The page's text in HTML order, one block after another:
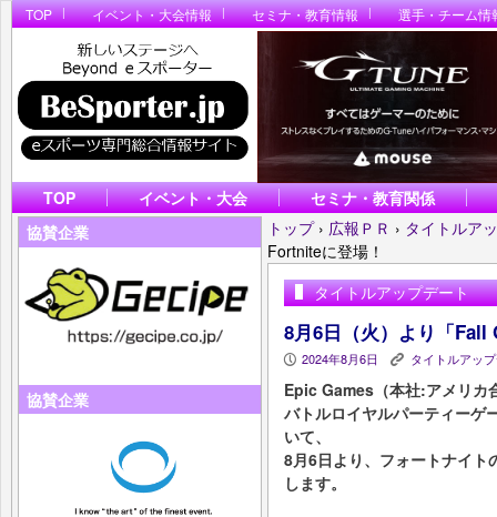
TOP イベント・大会情報 セミナ・教育情報 選手・チーム情
TOP イベント・大会
セミナ・教育関係
協賛企業
協賛企業
トップ › 広報ＰＲ › タイトルア
Fortniteに登場！
タイトルアップデート
8月6日（火）より「
P 2024年8月6日 K タイトルアッ
Epic Games（本社:アメリカ
バトルロイヤルパーティーゲ
いて、
8月6日より、フォートナイト
します。